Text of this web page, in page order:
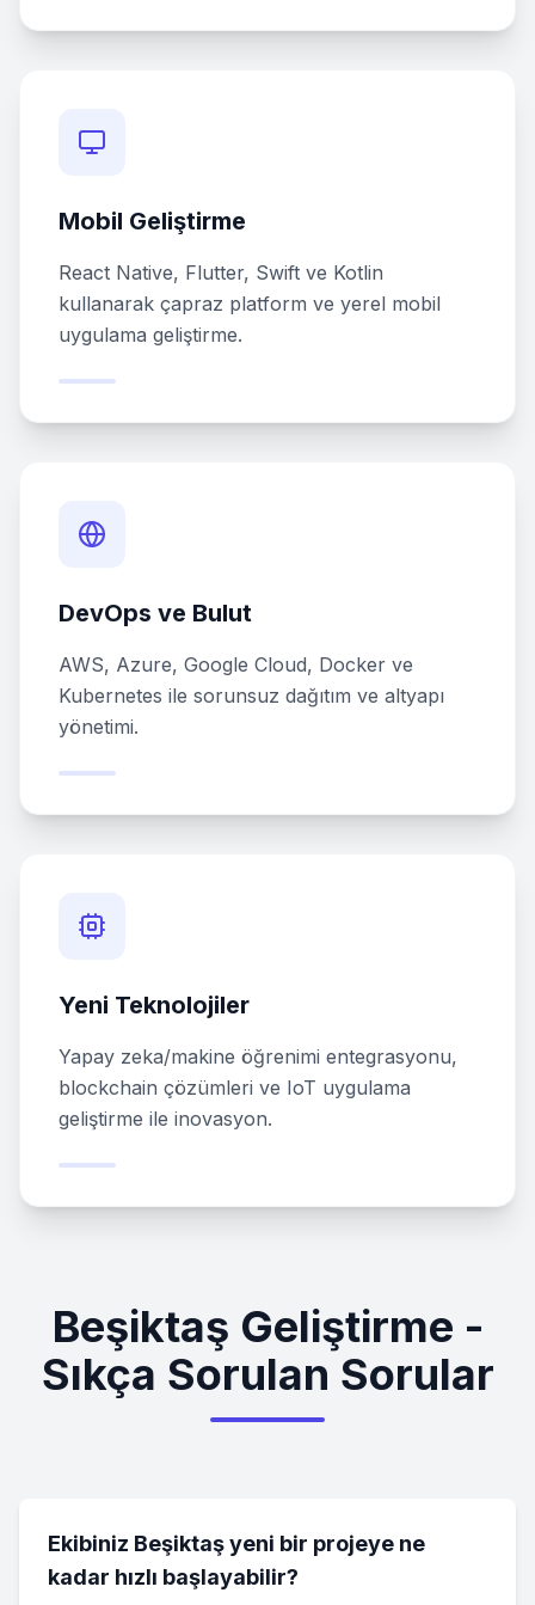
Mobil Geliştirme
React Native, Flutter, Swift ve Kotlin
kullanarak çapraz platform ve yerel mobil
uygulama geliştirme.
DevOps ve Bulut
AWS, Azure, Google Cloud, Docker ve
Kubernetes ile sorunsuz dağıtım ve altyapı
yönetimi.
Yeni Teknolojiler
Yapay zeka/makine öğrenimi entegrasyonu,
blockchain çözümleri ve IoT uygulama
geliştirme ile inovasyon.
Beşiktaş Geliştirme -
Sıkça Sorulan Sorular
Ekibiniz Beşiktaş yeni bir projeye ne
kadar hızlı başlayabilir?